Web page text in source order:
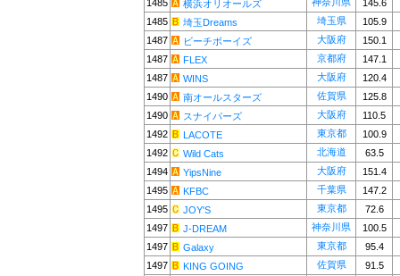
1485
横浜オリオールズ
145.6
1485
埼玉Dreams 埼玉県
105.9
1487
ビーチボーイズ 大阪府
150.1
1487
FLEX 京都府
147.1
1487
WINS 大阪府
120.4
1490
南オールスターズ 佐賀県
125.8
1490
スナイパーズ 大阪府
110.5
1492
LACOTE 東京都
100.9
1492
Wild Cats 北海道
63.5
1494
YipsNine 大阪府
151.4
1495
KFBC 千葉県
147.2
1495
JOY'S 東京都
72.6
1497
J-DREAM 神奈川県
100.5
1497
Galaxy 東京都
95.4
1497
KING GOING 佐賀県 91.5